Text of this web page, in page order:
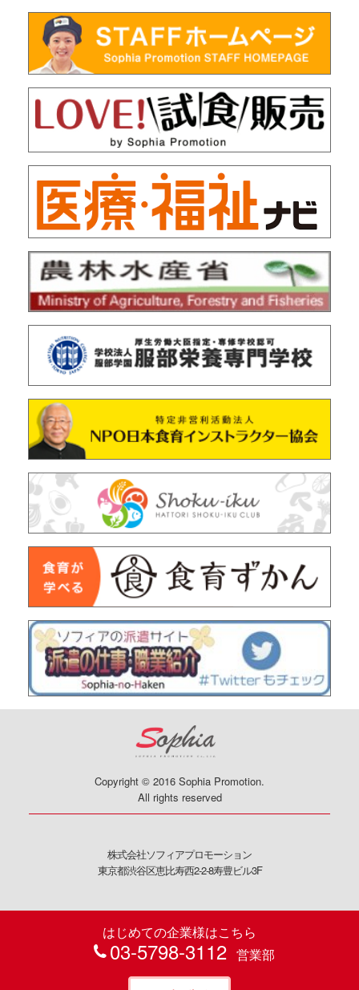
Copyright © 2016 Sophia Promotion.
All rights reserved
株式会社ソフィアプロモーション
東京都渋谷区恵比寿西2-2-8寿豊ビル3F
はじめての企業様はこちら
03-5798-3112 営業部